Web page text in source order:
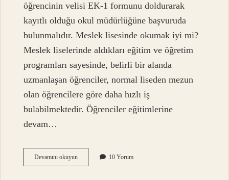
öğrencinin velisi EK-1 formunu doldurarak
kayıtlı olduğu okul müdürlüğüne başvuruda
bulunmalıdır. Meslek lisesinde okumak iyi mi?
Meslek liselerinde aldıkları eğitim ve öğretim
programları sayesinde, belirli bir alanda
uzmanlaşan öğrenciler, normal liseden mezun
olan öğrencilere göre daha hızlı iş
bulabilmektedir. Öğrenciler eğitimlerine
devam…
Devamını okuyunEn
Iyi
10 Yorum